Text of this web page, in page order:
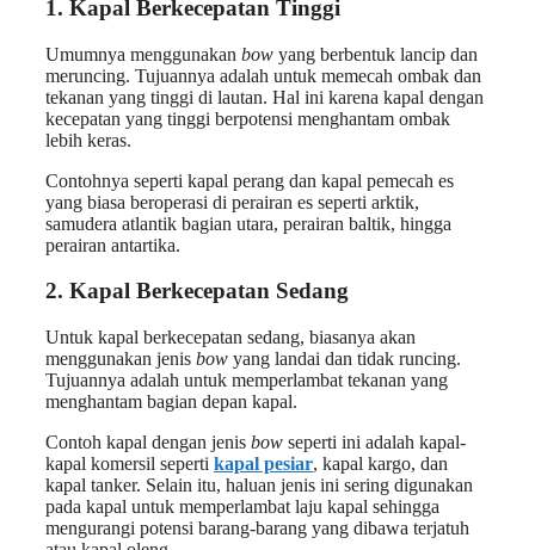
1. Kapal Berkecepatan Tinggi
Umumnya menggunakan bow yang berbentuk lancip dan
meruncing. Tujuannya adalah untuk memecah ombak dan
tekanan yang tinggi di lautan. Hal ini karena kapal dengan
kecepatan yang tinggi berpotensi menghantam ombak
lebih keras.
Contohnya seperti kapal perang dan kapal pemecah es
yang biasa beroperasi di perairan es seperti arktik,
samudera atlantik bagian utara, perairan baltik, hingga
perairan antartika.
2. Kapal Berkecepatan Sedang
Untuk kapal berkecepatan sedang, biasanya akan
menggunakan jenis bow yang landai dan tidak runcing.
Tujuannya adalah untuk memperlambat tekanan yang
menghantam bagian depan kapal.
Contoh kapal dengan jenis bow seperti ini adalah kapal-
kapal komersil seperti kapal pesiar, kapal kargo, dan
kapal tanker. Selain itu, haluan jenis ini sering digunakan
pada kapal untuk memperlambat laju kapal sehingga
mengurangi potensi barang-barang yang dibawa terjatuh